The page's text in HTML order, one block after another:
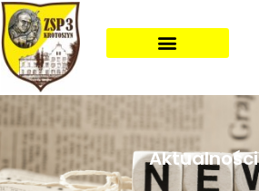
Aktualności